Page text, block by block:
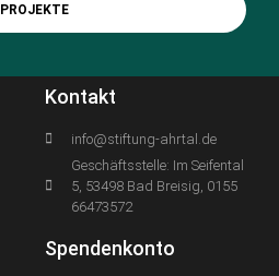
PROJEKTE
Kontakt
info@stiftung-ahrtal.de
Geschäftsstelle: Im Seifental
5, 53498 Bad Breisig, 0155
66473572
Spendenkonto